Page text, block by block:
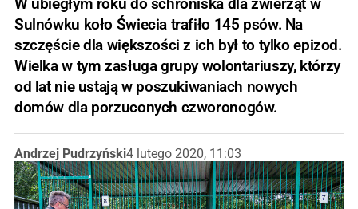
Sulnówku koło Świecia trafiło 145 psów. Na
szczęście dla większości z ich był to tylko epizod.
Wielka w tym zasługa grupy wolontariuszy, którzy
od lat nie ustają w poszukiwaniach nowych
domów dla porzuconych czworonogów.
Andrzej Pudrzyński4 lutego 2020, 11:03